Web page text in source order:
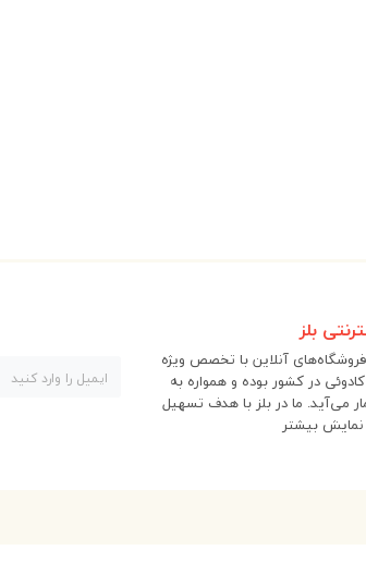
بلز
فروشگاه‌های آنلاین با تخصص ویژه
در کشور بوده و همواره به
می‌آید. ما در بلز با هدف تسهیل
نمایش بیشتر